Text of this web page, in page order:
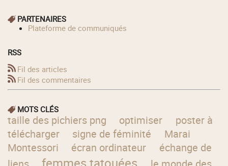
PARTENAIRES
Plateforme de communiqués
RSS
Fil des articles
Fil des commentaires
MOTS CLÉS
taille des pichiers png optimiser
poster à
télécharger
signe de féminité
Marai
Montessori
écran ordinateur
échange de